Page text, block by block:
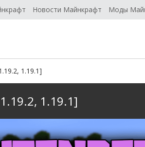
Новости Майнкрафт Моды
1.19.1]
1.19.1]